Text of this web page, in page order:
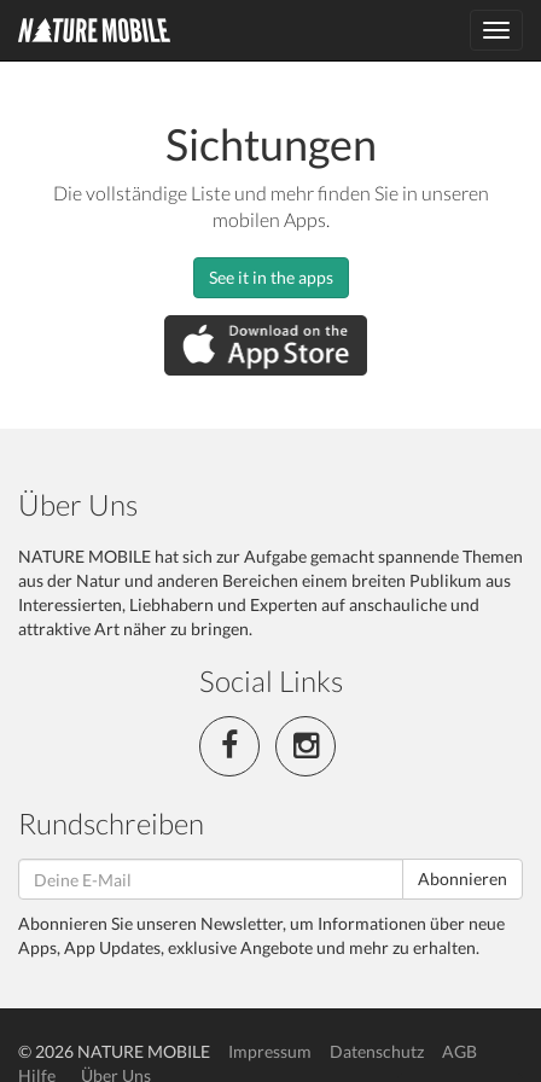
Sichtungen
Die vollständige Liste und mehr finden Sie in unseren
mobilen Apps.
See it in the apps
Über Uns
NATURE MOBILE hat sich zur Aufgabe gemacht spannende Themen
aus der Natur und anderen Bereichen einem breiten Publikum aus
Interessierten, Liebhabern und Experten auf anschauliche und
attraktive Art näher zu bringen.
Social Links
Rundschreiben
Abonnieren
Abonnieren Sie unseren Newsletter, um Informationen über neue
Apps, App Updates, exklusive Angebote und mehr zu erhalten.
© 2026 NATURE MOBILE Impressum Datenschutz
AGB
Hilfe
Über Uns